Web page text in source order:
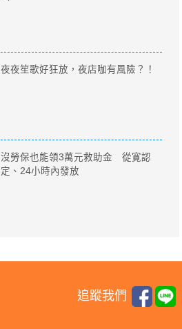
夜夜笙歌好狂放，夜店咖有風險？！
沒勞保也能領3萬元救助金 從寛認
定、24小時內發放
追蹤我們